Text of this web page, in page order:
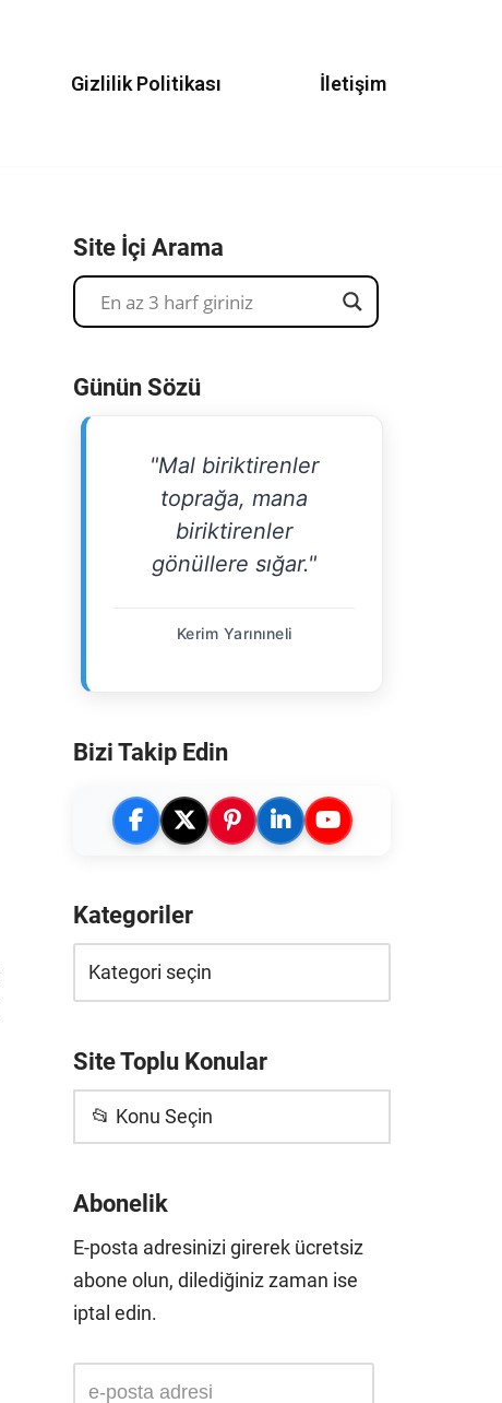
Gizlilik Politikası İletişim
Site İçi Arama
Günün Sözü
"Mal biriktirenler
toprağa, mana
biriktirenler
gönüllere sığar."
Kerim Yarınıneli
Bizi Takip Edin
Kategoriler
Site Toplu Konular
📂 Konu Seçin
Abonelik
E-posta adresinizi girerek ücretsiz
abone olun, dilediğiniz zaman ise
iptal edin.